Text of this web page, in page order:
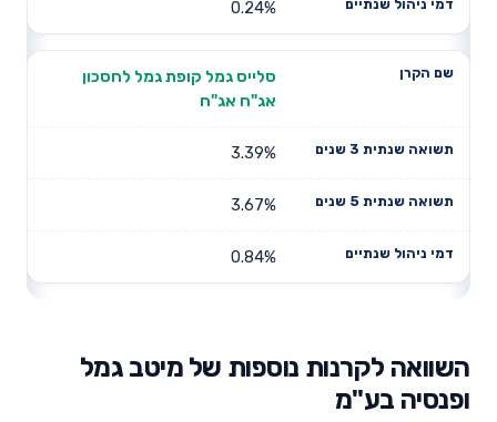
0.24%
סלייס גמל קופת גמל לחסכון
אג"ח אג"ח
3.39%
3.67%
0.84%
השוואה לקרנות נוספות של מיטב גמל
ופנסיה בע"מ